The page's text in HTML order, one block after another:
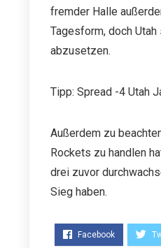
fremder Halle
Tagesform, doch
abzusetzen.
Tipp: Spread -4 Utah
Außerdem zu
Rockets zu handlen
drei zuvor
Sieg haben.